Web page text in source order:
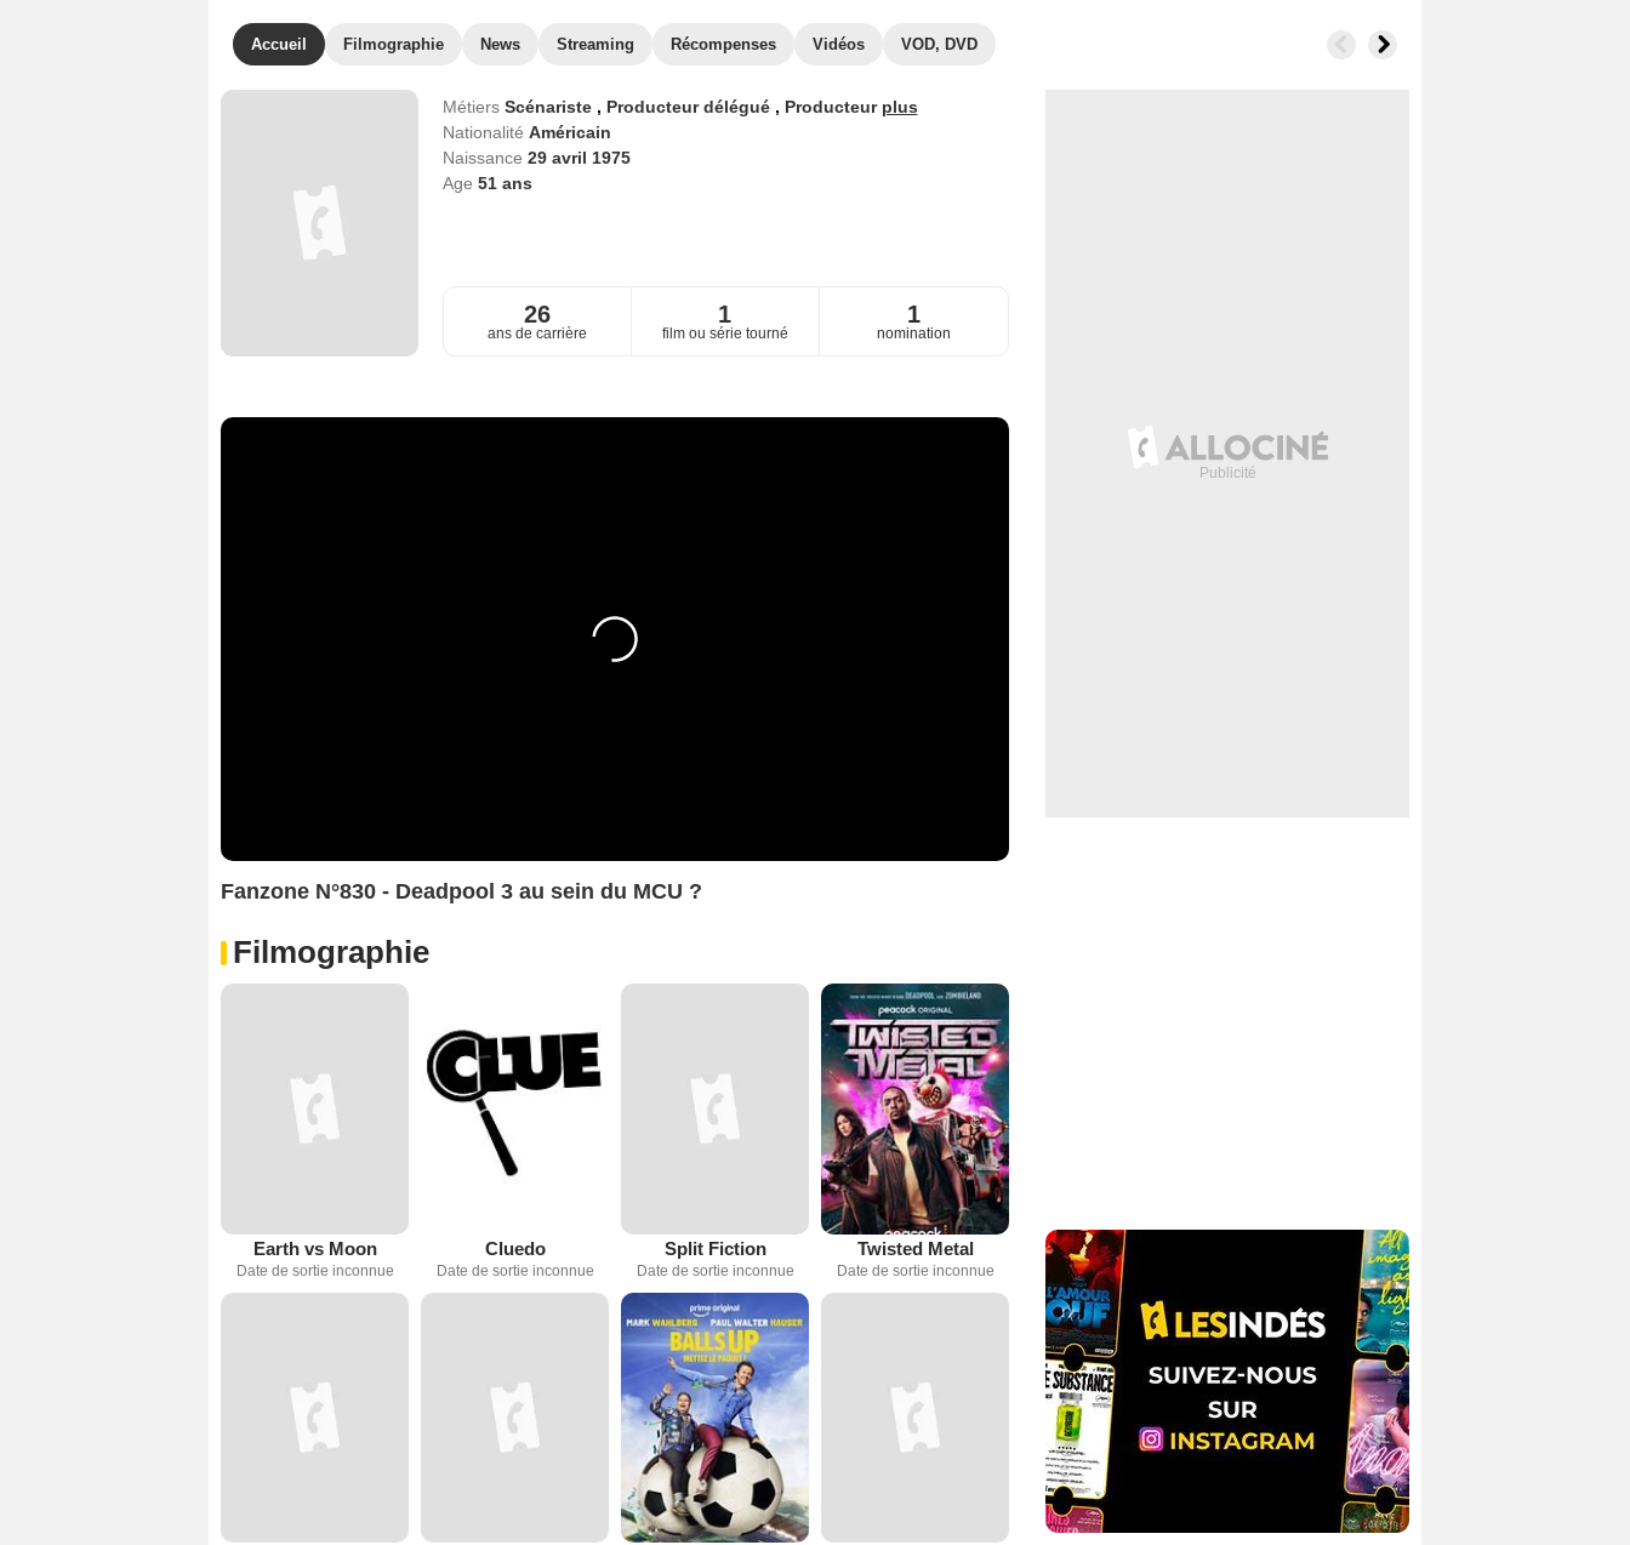
Accueil Filmographie News Streaming Récompenses Vidéos VOD, DVD
Métiers Scénariste , Producteur délégué , Producteur plus
Nationalité Américain
Naissance 29 avril 1975
Age 51ans
26
ans de carrière
1
film ou série tourné
1
nomination
Fanzone N°830 - Deadpool 3 au sein du MCU ?
Filmographie
Earth vs Moon
Date de sortie inconnue
Cluedo
Date de sortie inconnue
Split Fiction
Date de sortie inconnue
Twisted Metal
Date de sortie inconnue